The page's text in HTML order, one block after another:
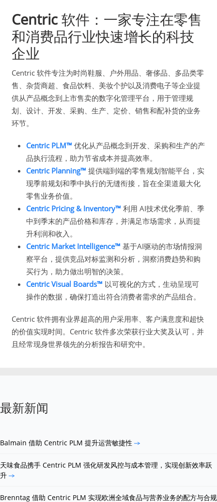
Centric 软件：一家专注在零售
和消费品行业快速增长的科技
企业
Centric 软件专注为时尚鞋服、户外用品、奢侈品、多品类零
售、杂货商超、食品饮料、美妆个护以及消费电子等企业提
供从产品概念到上市售卖的数字化管理平台，用于管理规
划、设计、开发、采购、生产、定价、销售和配补货的业务
环节。
Centric PLM™ 优化从产品概念到开发、采购和生产的产
品执行流程，助力节省成本并提高效率。
Centric Planning™ 提供端到端的零售规划智能平台，实
现季前规划和季中执行的无缝衔接，旨在全渠道最大化
零售业务价值。
Centric Pricing & Inventory™ 利用 AI技术优化季前、季
中到季末的产品价格和库存，并满足市场需求，从而提
升利润和收入。
Centric Market Intelligence™ 基于AI驱动的市场情报洞
察平台，提供竞品对标监测和分析，洞察消费趋势和购
买行为，助力做出明智的决策。
Centric Visual Boards™ 以可视化的方式，生动呈现可
操作的数据，确保打造出符合消费者需求的产品组合。
Centric 软件拥有业界超高的用户采用率、客户满意度和超快
的价值实现时间。Centric 软件多次荣获行业大奖及认可，并
且经常现身世界领先的分析报告和研究中。
最新新闻
Balmain 借助 Centric PLM 提升运营敏捷性
天味食品携手 Centric PLM 强化研发风控与成本管理，实现创新效率跃
升
Brenntag 借助 Centric PLM 实现欧洲全域食品与营养业务的配方与合规